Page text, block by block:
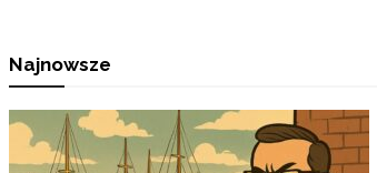
Najnowsze